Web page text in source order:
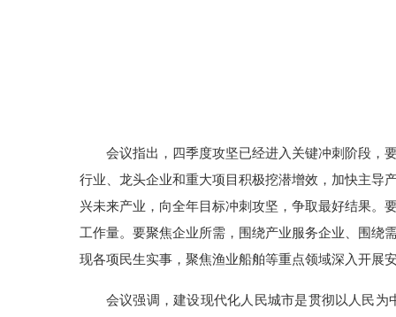
会议指出，四季度攻坚已经进入关键冲刺阶段，
行业、龙头企业和重大项目积极挖潜增效，加快主导
兴未来产业，向全年目标冲刺攻坚，争取最好结果。
工作量。要聚焦企业所需，围绕产业服务企业、围绕
现各项民生实事，聚焦渔业船舶等重点领域深入开展
会议强调，建设现代化人民城市是贯彻以人民